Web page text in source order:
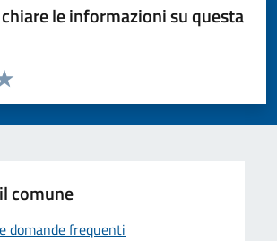
le informazioni su questa
la pagina
5 stelle su 5
4 stelle su 5
su 5
su 5
5
comune
domande frequenti